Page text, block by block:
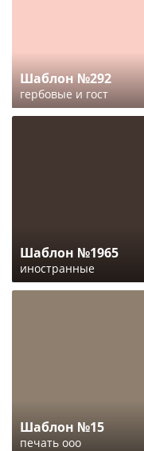
Шаблон №292
гербовые и гост
Шаблон №1965
иностранные
Шаблон №15
печать ооо